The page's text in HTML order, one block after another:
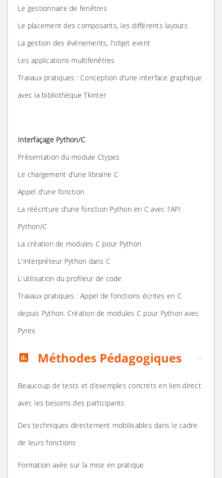
Le gestionnaire de fenêtres
Le placement des composants, les différents layouts
La gestion des événements, l'objet event
Les applications multifenêtres
Travaux pratiques : Conception d'une interface graphique
avec la bibliothèque Tkinter
Interfaçage Python/C
Présentation du module Ctypes
Le chargement d'une librairie C
Appel d'une fonction
La réécriture d'une fonction Python en C avec l'API
Python/C
La création de modules C pour Python
L'interpréteur Python dans C
L'utilisation du profileur de code
Travaux pratiques : Appel de fonctions écrites en C
depuis Python. Création de modules C pour Python avec
Pyrex
assessment Méthodes Pédagogiques
Beaucoup de tests et d’exemples concrets en lien direct
avec les besoins des participants
Des techniques directement mobilisables dans le cadre
de leurs fonctions
Formation axée sur la mise en pratique